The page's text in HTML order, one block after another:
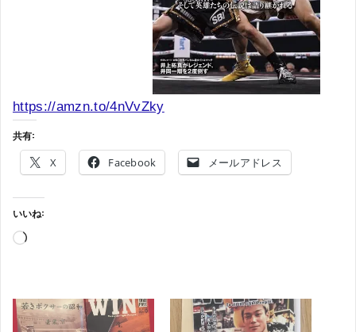
https://amzn.to/4nVvZky
共有:
X Facebook メールアドレス
いいね:
読
み